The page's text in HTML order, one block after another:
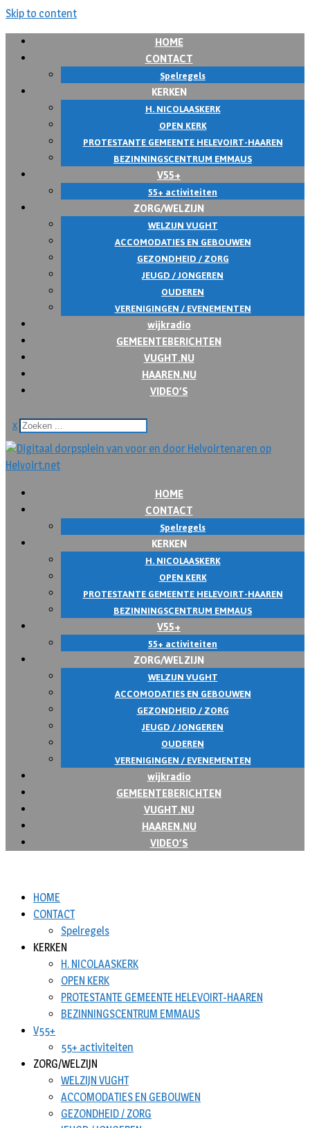
Skip to content
HOME
CONTACT
Spelregels
KERKEN
H. NICOLAASKERK
OPEN KERK
PROTESTANTE GEMEENTE HELEVOIRT-HAAREN
BEZINNINGSCENTRUM EMMAUS
V55+
55+ activiteiten
ZORG/WELZIJN
WELZIJN VUGHT
ACCOMODATIES EN GEBOUWEN
GEZONDHEID / ZORG
JEUGD / JONGEREN
OUDEREN
VERENIGINGEN / EVENEMENTEN
wijkradio
GEMEENTEBERICHTEN
VUGHT.NU
HAAREN.NU
VIDEO’S
x
HOME
CONTACT
Spelregels
KERKEN
H. NICOLAASKERK
OPEN KERK
PROTESTANTE GEMEENTE HELEVOIRT-HAAREN
BEZINNINGSCENTRUM EMMAUS
V55+
55+ activiteiten
ZORG/WELZIJN
WELZIJN VUGHT
ACCOMODATIES EN GEBOUWEN
GEZONDHEID / ZORG
JEUGD / JONGEREN
OUDEREN
VERENIGINGEN / EVENEMENTEN
wijkradio
GEMEENTEBERICHTEN
VUGHT.NU
HAAREN.NU
VIDEO’S
HOME
CONTACT
Spelregels
KERKEN
H. NICOLAASKERK
OPEN KERK
PROTESTANTE GEMEENTE HELEVOIRT-HAAREN
BEZINNINGSCENTRUM EMMAUS
V55+
55+ activiteiten
ZORG/WELZIJN
WELZIJN VUGHT
ACCOMODATIES EN GEBOUWEN
GEZONDHEID / ZORG